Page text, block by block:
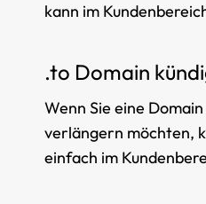
kann im
.to Domain
Wenn Sie eine
verlängern möchten,
einfach im